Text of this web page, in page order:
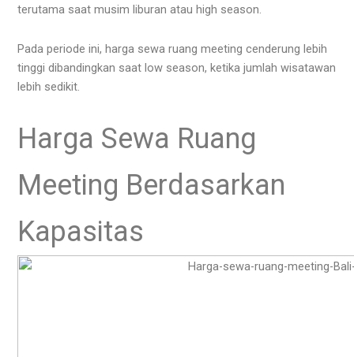
terutama saat musim liburan atau high season.
Pada periode ini, harga sewa ruang meeting cenderung lebih
tinggi dibandingkan saat low season, ketika jumlah wisatawan
lebih sedikit.
Harga Sewa Ruang
Meeting Berdasarkan
Kapasitas